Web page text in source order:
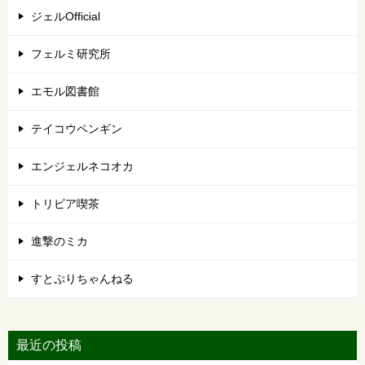
ジェルOfficial
フェルミ研究所
エモル図書館
テイコウペンギン
エンジェルネコオカ
トリビア喫茶
進撃のミカ
すとぷりちゃんねる
最近の投稿